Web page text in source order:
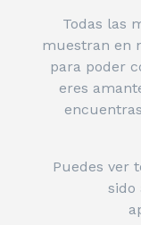
Todas las
muestran en
para poder
eres
Puedes ver
sido